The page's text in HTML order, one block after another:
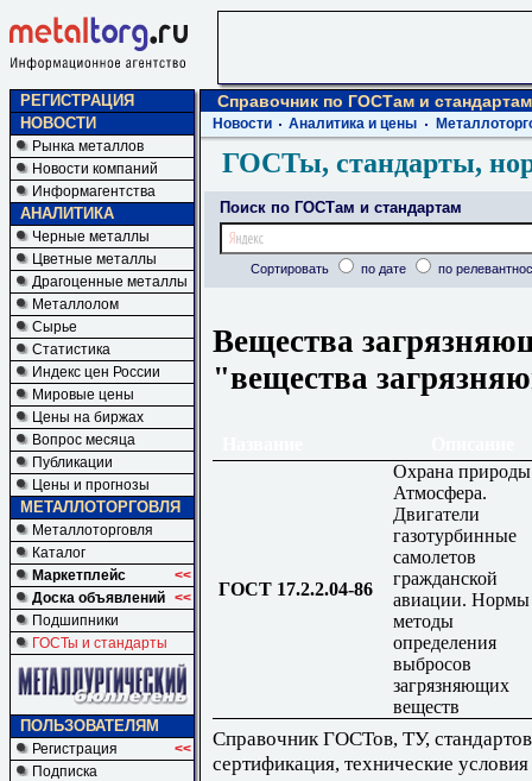
РЕГИСТРАЦИЯ
НОВОСТИ
Рынка металлов
Новости компаний
Информагентства
АНАЛИТИКА
Черные металлы
Цветные металлы
Драгоценные металлы
Металлолом
Сырье
Статистика
Индекс цен России
Мировые цены
Цены на биржах
Вопрос месяца
Публикации
Цены и прогнозы
МЕТАЛЛОТОРГОВЛЯ
Металлоторговля
Каталог
Маркетплейс
<<
Доска объявлений <<
Подшипники
ГОСТы и стандарты
ПОЛЬЗОВАТЕЛЯМ
Регистрация
<<
Подписка
Справочник по ГОСТам и стандартам
Новости Аналитика и цены
ГОСТы, стандарты,
Поиск по ГОСТам и стандартам
Сортировать по дате по
Вещества
"вещества
ГОСТ 17.2.2.04-86
Охрана
Атмосфера.
Двигатели
газотурбинные
самолетов
гражданской
авиации.
методы
определения
выбросов
загрязняющих
веществ
Справочник ГОСТов, ТУ,
сертификация, технические условия